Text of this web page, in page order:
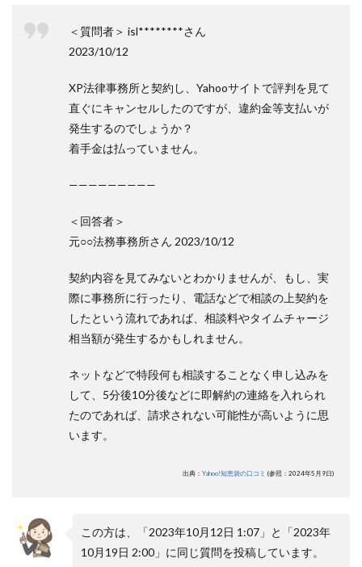
＜質問者＞ isl********さん
2023/10/12
XP法律事務所と契約し、Yahooサイトで評判を見て
直ぐにキャンセルしたのですが、違約金等支払いが
発生するのでしょうか？
着手金は払っていません。
—————————
＜回答者＞
元○○法務事務所さん 2023/10/12
契約内容を見てみないとわかりませんが、もし、実
際に事務所に行ったり、電話などで相談の上契約を
したという流れであれば、相談料やタイムチャージ
相当額が発生するかもしれません。
ネットなどで特段何も相談することなく申し込みを
して、5分後10分後などに即解約の連絡を入れられ
たのであれば、請求されない可能性が高いように思
います。
出典： Yahoo!知恵袋の口コミ (参照：2024年5月9日)
この方は、「2023年10月12日 1:07」と「2023年
10月19日 2:00」に同じ質問を投稿しています。